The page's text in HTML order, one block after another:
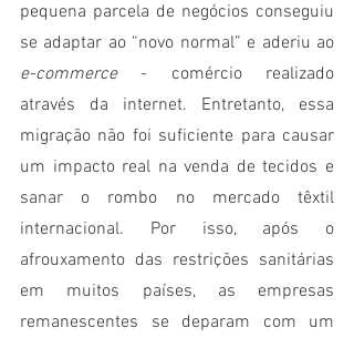
pequena parcela de negócios conseguiu
e-commerce - comércio realizado
através da internet. Entretanto, essa
migração não foi suficiente para causar
um impacto real na venda de tecidos e
sanar o rombo no mercado têxtil
internacional. Por isso, após o
afrouxamento das restrições sanitárias
em muitos países, as empresas
remanescentes se deparam com um